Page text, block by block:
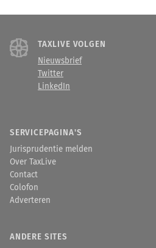
TAXLIVE VOLGEN
Nieuwsbrief
Twitter
LinkedIn
SERVICEPAGINA'S
Jurisprudentie melden
Over TaxLive
Contact
Colofon
Adverteren
ANDERE SITES